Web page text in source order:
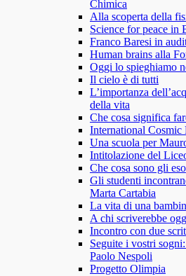
Chimica
Alla scoperta della
Science for peace in
Franco Baresi in
Human brains alla
Oggi lo spieghiamo
Il cielo è di tutti
L’importanza
della vita
Che cosa significa
International Cosmic
Una scuola per
Intitolazione del
Che cosa sono gli
Gli studenti
Marta Cartabia
La vita di una
A chi scriverebbe
Incontro con due
Seguite i vostri
Paolo Nespoli
Progetto Olimpia